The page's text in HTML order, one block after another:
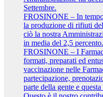
Settembre.
FROSINONE – In
la produzione di rifiuti
ciò la nostra
in media del 2,5 percento.
FROSINONE – I
formati, preparati ed
vaccinazione nelle
partecipazione,
parte della gente e